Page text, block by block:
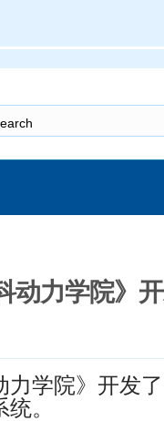
动力学院》
力学院》开发
。